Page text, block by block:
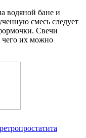
водяной бане и
смесь следует
Свечи
чего их можно